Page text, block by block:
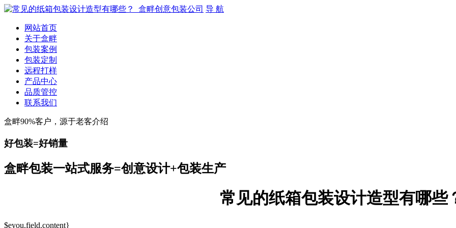
导 航
网站首页
关于盒畔
包装案例
包装定制
远程打样
产品中心
品质管控
联系我们
盒畔90%客户，源于老客介绍
好包装=好销量
盒畔包装一站式服务=创意设计+包装生产
常见的纸箱包装设计造型有哪些
$eyou.field.content}